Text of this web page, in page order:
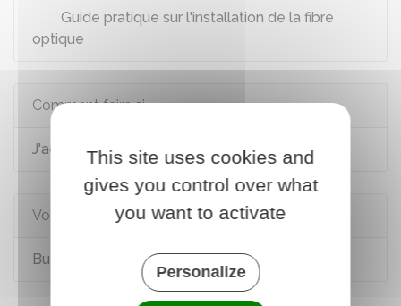
Guide pratique sur l'installation de la fibre
optique
Comment faire si...
J'achète un logement
Voir aussi
Budget et charges de copropriété
This site uses cookies and
gives you control over what
you want to activate
Personalize